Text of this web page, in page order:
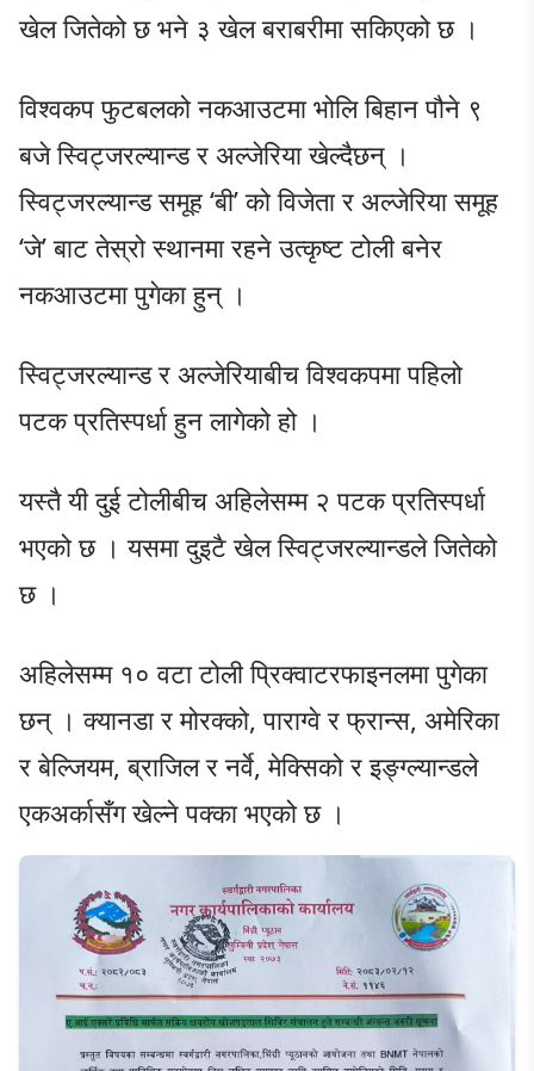
खेल जितेको छ भने ३ खेल बराबरीमा सकिएको छ ।
विश्वकप फुटबलको नकआउटमा भोलि बिहान पौने ९
बजे स्विट्जरल्यान्ड र अल्जेरिया खेल्दैछन् ।
स्विट्जरल्यान्ड समूह ‘बी’ को विजेता र अल्जेरिया समूह
‘जे’ बाट तेस्रो स्थानमा रहने उत्कृष्ट टोली बनेर
नकआउटमा पुगेका हुन् ।
स्विट्जरल्यान्ड र अल्जेरियाबीच विश्वकपमा पहिलो
पटक प्रतिस्पर्धा हुन लागेको हो ।
यस्तै यी दुई टोलीबीच अहिलेसम्म २ पटक प्रतिस्पर्धा
भएको छ । यसमा दुइटै खेल स्विट्जरल्यान्डले जितेको
छ ।
अहिलेसम्म १० वटा टोली प्रिक्वाटरफाइनलमा पुगेका
छन् । क्यानडा र मोरक्को, पाराग्वे र फ्रान्स, अमेरिका
र बेल्जियम, ब्राजिल र नर्वे, मेक्सिको र इङ्ग्ल्यान्डले
एकअर्कासँग खेल्ने पक्का भएको छ ।